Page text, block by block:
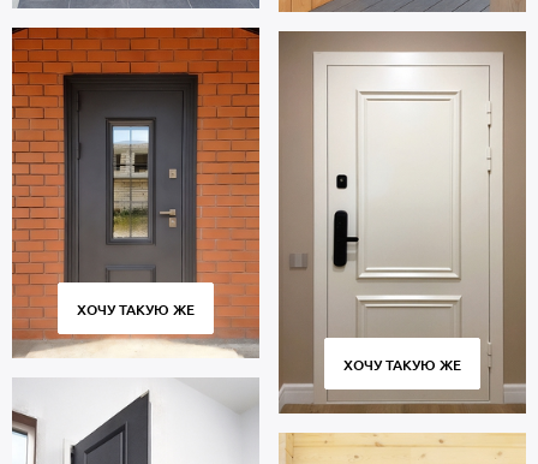
ХОЧУ ТАКУЮ ЖЕ
ХОЧУ ТАКУЮ ЖЕ